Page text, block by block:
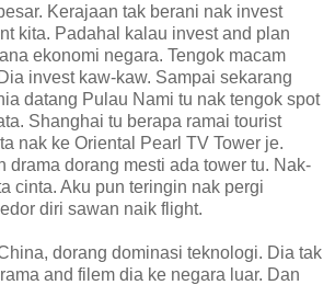
Kerajaan tak berani nak invest
kita. Padahal kalau invest and plan
ekonomi negara. Tengok macam
invest kaw-kaw. Sampai sekarang
datang Pulau Nami tu nak tengok spot
Shanghai tu berapa ramai tourist
nak ke Oriental Pearl TV Tower je.
drama dorang mesti ada tower tu. Nak-
cinta. Aku pun teringin nak pergi
diri sawan naik flight.
dorang dominasi teknologi. Dia tak
and filem dia ke negara luar. Dan